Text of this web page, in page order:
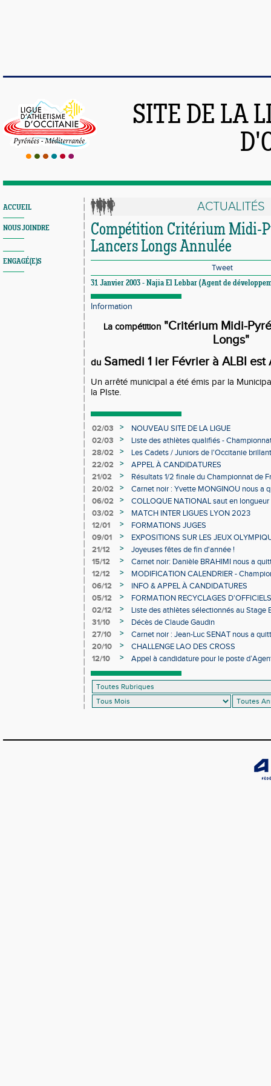
SITE DE LA
ACCUEIL
NOUS JOINDRE
ENGAGÉ(E)S
ACTUALITÉS
Compétition Critérium Midi-
Lancers Longs Annulée
Tweet
31 Janvier 2003 - Najia El Lebbar (Agent de
Information
La compétition "Critérium Midi-
Longs"
du Samedi 1 ier Février à ALBI est
Un arrêté municipal a été émis par la
la PIste.
02/03 >
NOUVEAU SITE DE LA LIGUE
02/03
>
Liste des athlètes qualifiés -
Individuels en salle
28/02 >
Les Cadets / Juniors de l'Occitanie
22/02
>
APPEL À CANDIDATURES
21/02
>
Résultats 1/2 finale du Championnat de
20/02
>
Carnet noir : Yvette MONGINOU nous a
06/02
>
COLLOQUE NATIONAL saut en
03/02
>
MATCH INTER LIGUES LYON 2023
12/01
>
FORMATIONS JUGES
09/01
>
EXPOSITIONS SUR LES JEUX
21/12
>
Joyeuses fêtes de fin d'année !
15/12
>
Carnet noir: Danièle BRAHIMI nous a
12/12
>
MODIFICATION CALENDRIER -
06/12
>
INFO & APPEL À CANDIDATURES
05/12
>
FORMATION RECYCLAGES D'OFFICIELS
02/12
>
Liste des athlètes sélectionnés au Stage
31/10
>
Décès de Claude Gaudin
27/10
>
Carnet noir : Jean-Luc SENAT nous a
20/10
>
CHALLENGE LAO DES CROSS
12/10
>
Appel à candidature pour le poste